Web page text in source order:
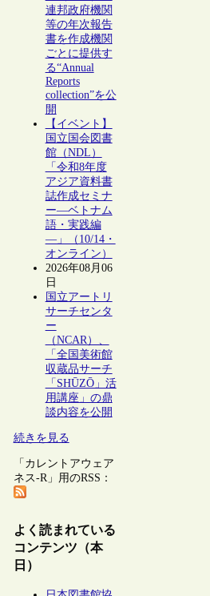
連邦政府機関
等の年次報告
書を作成機関
ごとに提供す
る“Annual
Reports
collection”を公
開
【イベント】
国立国会図書
館（NDL）
「令和8年度
アジア資料書
誌作成セミナ
ー―ベトナム
語・実践編
―」（10/14・
オンライン）
2026年08月06
日
国立アートリ
サーチセンタ
ー
（NCAR）、
「全国美術館
収蔵品サーチ
「SHŪZŌ」活
用講座」の鼎
談内容を公開
続きを見る
「カレントアウェア
ネス-R」用のRSS：
よく読まれている
コンテンツ（本
日）